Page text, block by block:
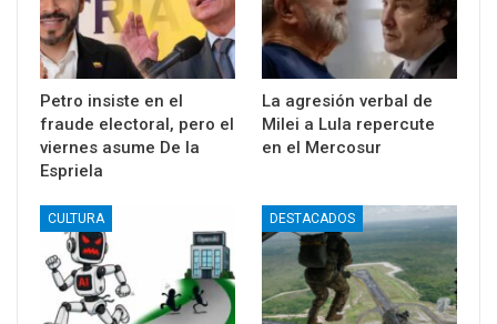
Petro insiste en el
fraude electoral, pero el
viernes asume De la
Espriela
La agresión verbal de
Milei a Lula repercute
en el Mercosur
CULTURA DESTACADOS